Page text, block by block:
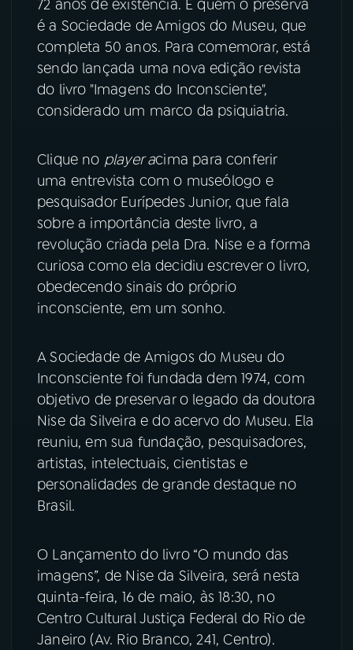
YouTube Facebook
Instagram X
TikTok
72 anos de existência. E quem o preserva
é a Sociedade de Amigos do Museu, que
completa 50 anos. Para comemorar, está
sendo lançada uma nova edição revista
do livro "Imagens do Inconsciente",
considerado um marco da psiquiatria.
Clique no player acima para conferir
uma entrevista com o museólogo e
pesquisador Eurípedes Junior, que fala
sobre a importância deste livro, a
revolução criada pela Dra. Nise e a forma
curiosa como ela decidiu escrever o livro,
obedecendo sinais do próprio
inconsciente, em um sonho.
A Sociedade de Amigos do Museu do
Inconsciente foi fundada dem 1974, com
objetivo de preservar o legado da doutora
Nise da Silveira e do acervo do Museu. Ela
reuniu, em sua fundação, pesquisadores,
artistas, intelectuais, cientistas e
personalidades de grande destaque no
Brasil.
O Lançamento do livro “O mundo das
imagens”, de Nise da Silveira, será nesta
quinta-feira, 16 de maio, às 18:30, no
Centro Cultural Justiça Federal do Rio de
Janeiro (Av. Rio Branco, 241, Centro).